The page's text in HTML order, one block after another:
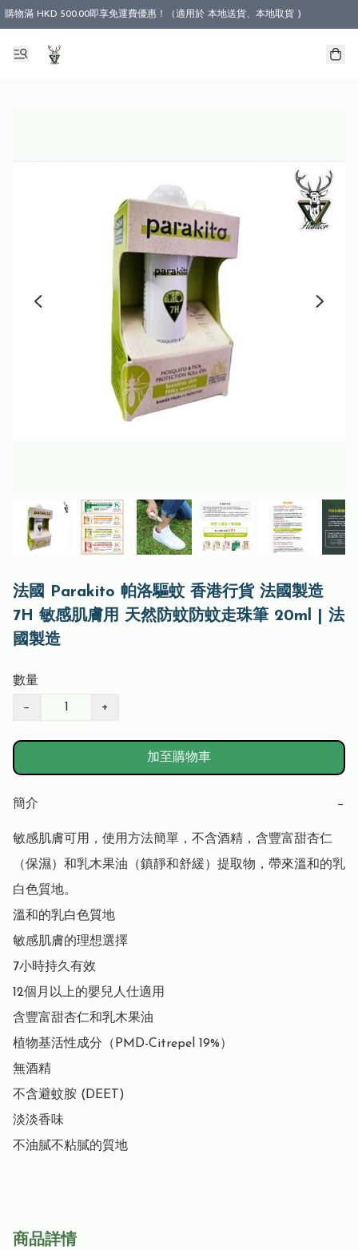
購物滿 HKD 500.00即享免運費優惠！（適用於 本地送貨、本地取貨 )
法國 Parakito 帕洛驅蚊 香港行貨 法國製造
7H 敏感肌膚用 天然防蚊防蚊走珠筆 20ml | 法
國製造
數量
− +
加至購物車
簡介 −
敏感肌膚可用，使用方法簡單，不含酒精，含豐富甜杏仁
（保濕）和乳木果油（鎮靜和舒緩）提取物，帶來溫和的乳
白色質地。
溫和的乳白色質地
敏感肌膚的理想選擇
7小時持久有效
12個月以上的嬰兒人仕適用
含豐富甜杏仁和乳木果油
植物基活性成分（PMD-Citrepel 19%）
無酒精
不含避蚊胺 (DEET)
淡淡香味
不油膩不粘膩的質地
商品詳情